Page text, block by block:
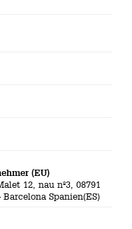
(EU)
12, nau nº3, 08791
Spanien(ES)